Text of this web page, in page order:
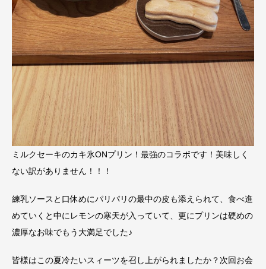
ミルクセーキのカキ氷ONプリン！最強のコラボです！美味しく
ない訳がありません！！！
練乳ソースと口休めにパリパリの最中の皮も添えられて、食べ進
めていくと中にレモンの寒天が入っていて、更にプリンは硬めの
濃厚なお味でもう大満足でした♪
皆様はこの夏冷たいスィーツを召し上がられましたか？次回お会